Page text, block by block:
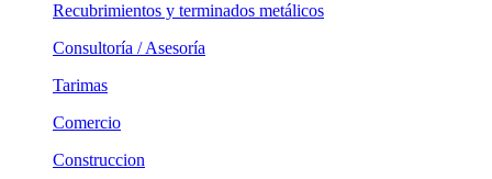
Recubrimientos y terminados metálicos
Consultoría / Asesoría
Tarimas
Comercio
Construccion